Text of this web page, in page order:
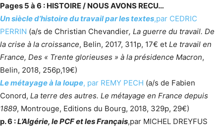
Pages 5 à 6 : HISTOIRE / NOUS AVONS RECU…
Un siècle d’histoire du travail par les textes,par CEDRIC
PERRIN (a/s de Christian Chevandier, La guerre du travail. De
la crise à la croissance, Belin, 2017, 311p, 17€ et Le travail en
France, Des « Trente glorieuses » à la présidence Macron,
Belin, 2018, 256p,19€)
Le métayage à la loupe, par REMY PECH (a/s de Fabien
Conord, La terre des autres. Le métayage en France depuis
1889, Montrouge, Editions du Bourg, 2018, 329p, 29€)
p. 6 :L’Algérie, le PCF et les Français,par MICHEL DREYFUS